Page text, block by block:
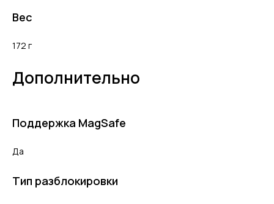
Вес
172 г
Дополнительно
Поддержка MagSafe
Да
Тип разблокировки